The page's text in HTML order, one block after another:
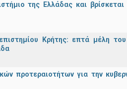
της Ελλάδας και
Κρήτης: επτά μέλη
προτεραιοτήτων για την